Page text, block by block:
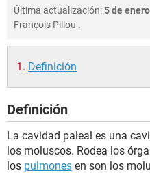
FAMILIA
NUTRICIÓN
SEXUALIDAD
GLOSARIO
Última actualización:5 de
François Pillou .
Definición
Definición
La cavidad paleal es una
los moluscos. Rodea los
los pulmones en son los